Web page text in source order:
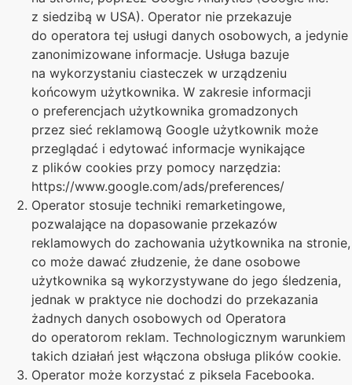
z siedzibą w USA). Operator nie przekazuje
do operatora tej usługi danych osobowych, a jedynie
zanonimizowane informacje. Usługa bazuje
na wykorzystaniu ciasteczek w urządzeniu
końcowym użytkownika. W zakresie informacji
o preferencjach użytkownika gromadzonych
przez sieć reklamową Google użytkownik może
przeglądać i edytować informacje wynikające
z plików cookies przy pomocy narzędzia:
https://www.google.com/ads/preferences/
Operator stosuje techniki remarketingowe,
pozwalające na dopasowanie przekazów
reklamowych do zachowania użytkownika na stronie,
co może dawać złudzenie, że dane osobowe
użytkownika są wykorzystywane do jego śledzenia,
jednak w praktyce nie dochodzi do przekazania
żadnych danych osobowych od Operatora
do operatorom reklam. Technologicznym warunkiem
takich działań jest włączona obsługa plików cookie.
Operator może korzystać z piksela Facebooka.